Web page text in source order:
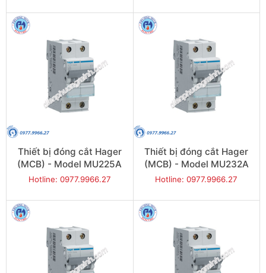
Thiết bị đóng cắt Hager
(MCB) - Model MU225A
Hotline: 0977.9966.27
Thiết bị đóng cắt Hager
(MCB) - Model MU232A
Hotline: 0977.9966.27